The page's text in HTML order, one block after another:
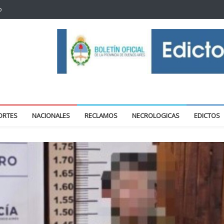
NACIONALES RECLAMOS NECROLOGICAS EDICTOS